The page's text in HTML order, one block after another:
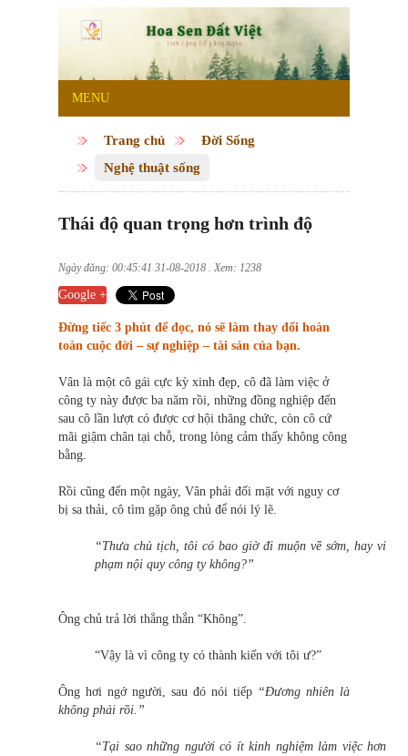
MENU
Trang chủ
Đời Sống
Nghệ thuật sống
Thái độ quan trọng hơn trình độ
Ngày đăng: 00:45:41 31-08-2018 . Xem: 1238
Google +
Đừng tiếc 3 phút để đọc, nó sẽ làm thay đổi hoàn
toàn cuộc đời – sự nghiệp – tài sản của bạn.
Vân là một cô gái cực kỳ xinh đẹp, cô đã làm việc ở
công ty này được ba năm rồi, những đồng nghiệp đến
sau cô lần lượt có được cơ hội thăng chức, còn cô cứ
mãi giậm chân tại chỗ, trong lòng cảm thấy không công
bằng.
Rồi cũng đến một ngày, Vân phải đối mặt với nguy cơ
bị sa thải, cô tìm gặp ông chủ để nói lý lẽ.
“Thưa chủ tịch, tôi có bao giờ đi muộn về sớm, hay vi
phạm nội quy công ty không?”
Ông chủ trả lời thẳng thắn “Không”.
“Vậy là vì công ty có thành kiến với tôi ư?”
Ông hơi ngớ người, sau đó nói tiếp “Đương nhiên là
không phải rồi.”
“Tại sao những người có ít kinh nghiệm làm việc hơn